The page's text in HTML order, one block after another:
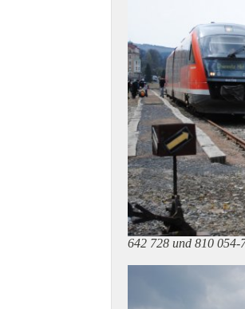
642 728 und 810 054-